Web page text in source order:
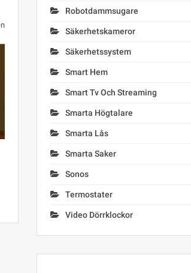
Robotdammsugare
Säkerhetskameror
Säkerhetssystem
Smart Hem
Smart Tv Och Streaming
Smarta Högtalare
Smarta Lås
Smarta Saker
Sonos
Termostater
Video Dörrklockor